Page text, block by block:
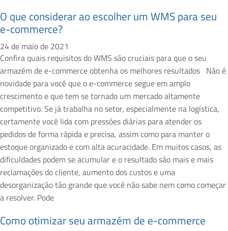
O que considerar ao escolher um WMS para seu
e-commerce?
24 de maio de 2021
Confira quais requisitos do WMS são cruciais para que o seu
armazém de e-commerce obtenha os melhores resultados Não é
novidade para você que o e-commerce segue em amplo
crescimento e que tem se tornado um mercado altamente
competitivo. Se já trabalha no setor, especialmente na logística,
certamente você lida com pressões diárias para atender os
pedidos de forma rápida e precisa, assim como para manter o
estoque organizado e com alta acuracidade. Em muitos casos, as
dificuldades podem se acumular e o resultado são mais e mais
reclamações do cliente, aumento dos custos e uma
desorganização tão grande que você não sabe nem como começar
a resolver. Pode
Como otimizar seu armazém de e-commerce